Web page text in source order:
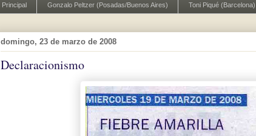
Principal Gonzalo Peltzer (Posadas/Buenos Aires) Toni Piqué (Barcelona)
domingo, 23 de marzo de 2008
Declaracionismo